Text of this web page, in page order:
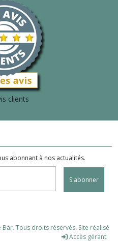
clients
abonnant à nos actualités.
S'abonner
Tous droits réservés. Site réalisé
Accès gérant